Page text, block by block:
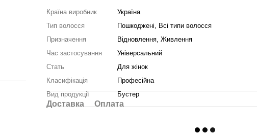
Країна виробник
Україна
Тип волосся
Пошкоджені, Всі типи волосся
Призначення
Відновлення, Живлення
Час застосування
Універсальний
Стать
Для жінок
Класифікація
Професійна
Вид продукції
Бустер
Доставка Оплата